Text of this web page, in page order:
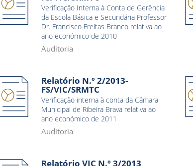
Verificação Interna à Conta de Gerência
da Escola Básica e Secundária Professor
Dr. Francisco Freitas Branco relativa ao
ano económico de 2010
Auditoria
Relatório N.º 2/2013-
FS/VIC/SRMTC
Verificação interna à conta da Câmara
Municipal de Ribeira Brava relativa ao
ano económico de 2011
Auditoria
Relatório VIC N.º 3/2013